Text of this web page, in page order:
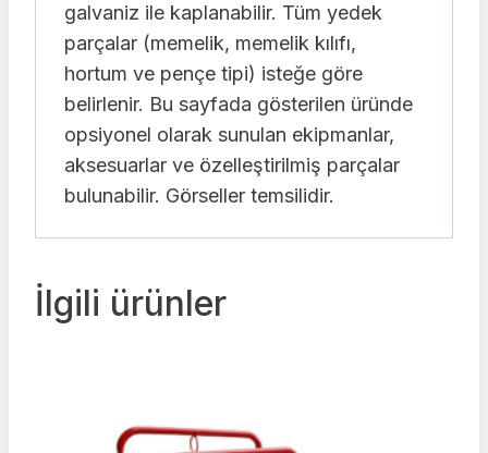
galvaniz ile kaplanabilir. Tüm yedek
parçalar (memelik, memelik kılıfı,
hortum ve pençe tipi) isteğe göre
belirlenir. Bu sayfada gösterilen üründe
opsiyonel olarak sunulan ekipmanlar,
aksesuarlar ve özelleştirilmiş parçalar
bulunabilir. Görseller temsilidir.
İlgili ürünler